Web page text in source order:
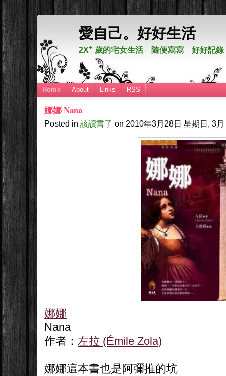
愛自己。好好生活
2X+ 歲的宅女生活 隨便寫寫 好好記錄
Home About Links RSS
娜娜 Nana
Posted in該讀書了 on 2010年3月28日星期日, 3
娜娜
Nana
作者：左拉 (Émile Zola)
娜娜這本書也是阿彌推的坑